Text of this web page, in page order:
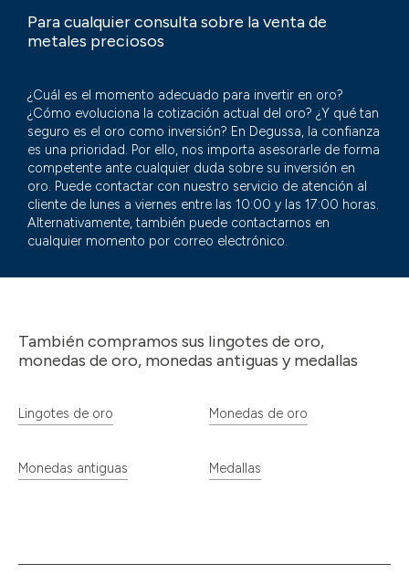
Para cualquier consulta sobre la venta de
metales preciosos
¿Cuál es el momento adecuado para invertir en oro?
¿Cómo evoluciona la cotización actual del oro? ¿Y qué tan
seguro es el oro como inversión? En Degussa, la confianza
es una prioridad. Por ello, nos importa asesorarle de forma
competente ante cualquier duda sobre su inversión en
oro. Puede contactar con nuestro servicio de atención al
cliente de lunes a viernes entre las 10:00 y las 17:00 horas.
Alternativamente, también puede contactarnos en
cualquier momento por correo electrónico.
También compramos sus lingotes de oro,
monedas de oro, monedas antiguas y medallas
Lingotes de oro Monedas de oro
Monedas antiguas Medallas